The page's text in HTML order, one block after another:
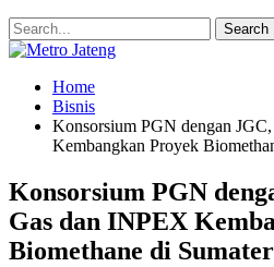
Home
Bisnis
Konsorsium PGN dengan
Kembangkan Proyek
Konsorsium PGN
Gas dan INPEX
Biomethane di